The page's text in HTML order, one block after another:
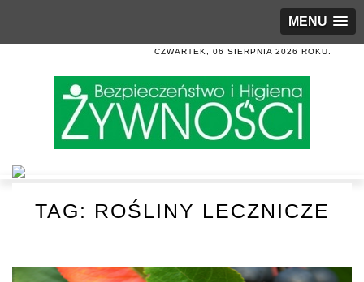
MENU
CZWARTEK, 06 SIERPNIA 2026 ROKU.
TAG: ROŚLINY LECZNICZE